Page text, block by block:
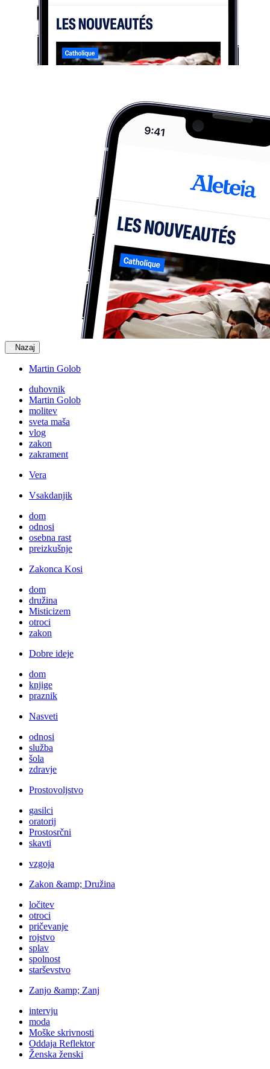
Nazaj
Martin Golob
duhovnik
Martin Golob
molitev
sveta maša
vlog
zakon
zakrament
Vera
Vsakdanjik
dom
odnosi
osebna rast
preizkušnje
Zakonca Kosi
dom
družina
Misticizem
otroci
zakon
Dobre ideje
dom
knjige
praznik
Nasveti
odnosi
služba
šola
zdravje
Prostovoljstvo
gasilci
oratorij
Prostosrčni
skavti
vzgoja
Zakon &amp; Družina
ločitev
otroci
pričevanje
rojstvo
splav
spolnost
starševstvo
Zanjo &amp; Zanj
intervju
moda
Moške skrivnosti
Oddaja Reflektor
Ženska ženski